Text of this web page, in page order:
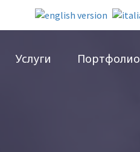
Услуги Портфолио